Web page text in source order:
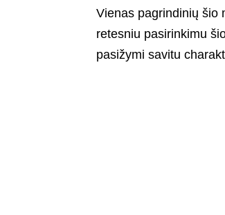
Vienas pagrindinių šio
retesniu pasirinkimu
pasižymi savitu